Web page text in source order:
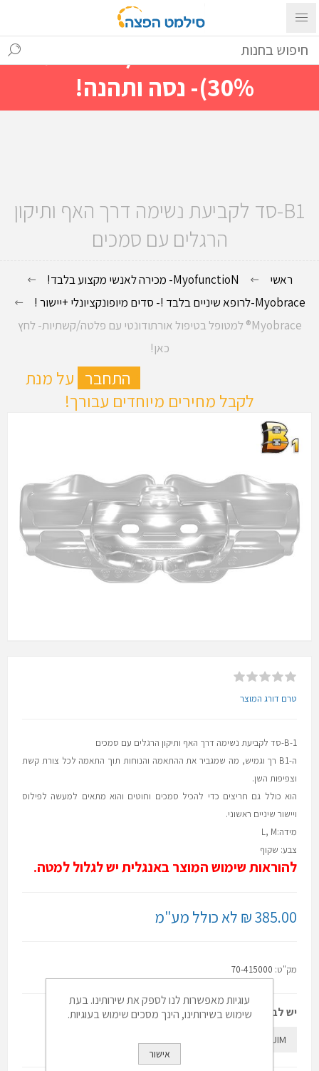
עם ההתחברות ניתן לראות מייד
מחירים מיוחדים(הנחות עד
30%)- נסה ותהנה!
B1-סד לקביעת נשימה דרך האף ותיקון
הרגלים עם סמכים
ראשי
MyofunctioN- מכירה לאנשי מקצוע בלבד!
Myobrace-לרופא שיניים בלבד !- סדים מיופונקציונלי +יישור !
Myobrace® למטופל בטיפול אורתודונטי עם פלטה/קשתיות- לחץ
כאן!
התחבר על מנת
לקבל מחירים מיוחדים עבורך!
טרם דורג המוצר
B-1-סד לקביעת נשימה דרך האף ותיקון הרגלים עם סמכים
ה-B1 רך וגמיש, מה שמגביר את ההתאמה והנוחות תוך התאמה לכל צורת קשת
וצפיפות השן.
הוא כולל גם חריצים כדי להכיל סמכים וחוטים והוא מתאים למעשה לפילוס
ויישור שיניים ראשוני.
מידה:L, M
צבע: שקוף
להוראות שימוש המוצר באנגלית יש לגלול למטה.
385.00 ₪ לא כולל מע"מ
מק"ט: 70-415000
יש לבחור:
MEDUIM
עוגיות מאפשרות לנו לספק את שירותינו. בעת
שימוש בשירותינו, הינך מסכים שימוש בעוגיות.
אישור